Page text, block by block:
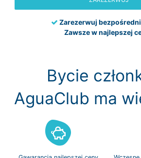
Zarezerwuj
Zawsze w najlepszej
Bycie
AguaClub ma